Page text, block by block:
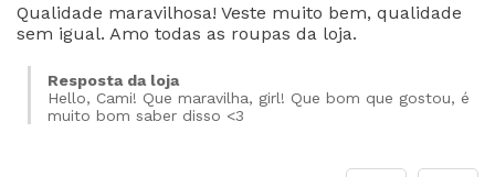
Qualidade maravilhosa! Veste muito bem, qualidade
sem igual. Amo todas as roupas da loja.
Resposta da loja
Hello, Cami! Que maravilha, girl! Que bom que gostou, é
muito bom saber disso <3